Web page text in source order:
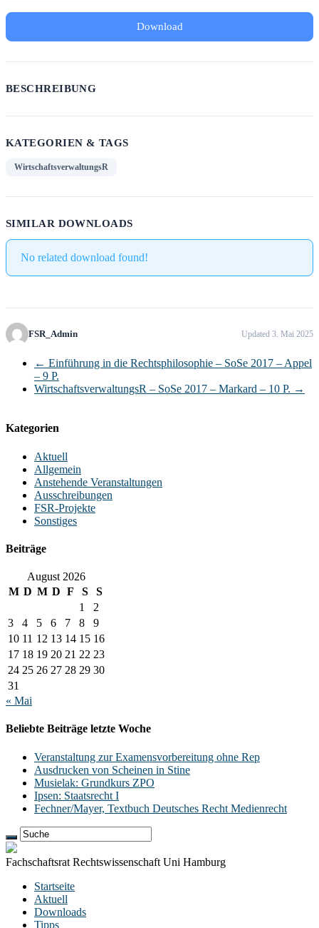
Download
BESCHREIBUNG
KATEGORIEN & TAGS
WirtschaftsverwaltungsR
SIMILAR DOWNLOADS
No related download found!
FSR_Admin Updated 3. Mai 2025
← Einführung in die Rechtsphilosophie – SoSe 2017 – Appel
– 9 P.
WirtschaftsverwaltungsR – SoSe 2017 – Markard – 10 P. →
Kategorien
Aktuell
Allgemein
Anstehende Veranstaltungen
Ausschreibungen
FSR-Projekte
Sonstiges
Beiträge
August 2026
M D M D F S
S
1
2
3
4 5 6 7 8
9
10 11 12 13 14 15 16
17 18 19 20 21 22 23
24 25 26 27 28 29 30
31
« Mai
Beliebte Beiträge letzte Woche
Veranstaltung zur Examensvorbereitung ohne Rep
Ausdrucken von Scheinen in Stine
Musielak: Grundkurs ZPO
Ipsen: Staatsrecht I
Fechner/Mayer, Textbuch Deutsches Recht Medienrecht
Fachschaftsrat Rechtswissenschaft Uni Hamburg
Startseite
Aktuell
Downloads
Tipps